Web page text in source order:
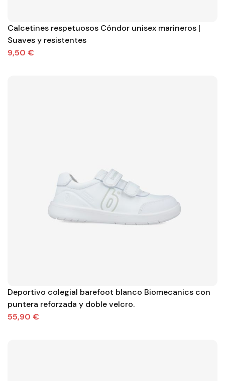
Calcetines respetuosos Cóndor unisex marineros |
Suaves y resistentes
9,50 €
Deportivo colegial barefoot blanco Biomecanics con
puntera reforzada y doble velcro.
55,90 €